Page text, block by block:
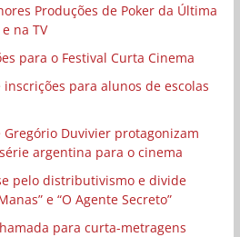
Produções de Poker da Última
na TV
para o Festival Curta Cinema
para alunos de escolas
Duvivier protagonizam
argentina para o cinema
pelo distributivismo e divide
e “O Agente Secreto”
para curta-metragens